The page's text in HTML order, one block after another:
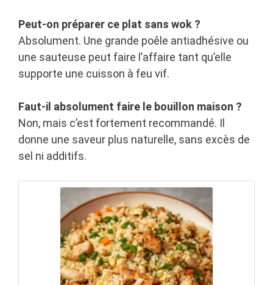
Peut-on préparer ce plat sans wok ?
Absolument. Une grande poêle antiadhésive ou
une sauteuse peut faire l’affaire tant qu’elle
supporte une cuisson à feu vif.
Faut-il absolument faire le bouillon maison ?
Non, mais c’est fortement recommandé. Il
donne une saveur plus naturelle, sans excès de
sel ni additifs.